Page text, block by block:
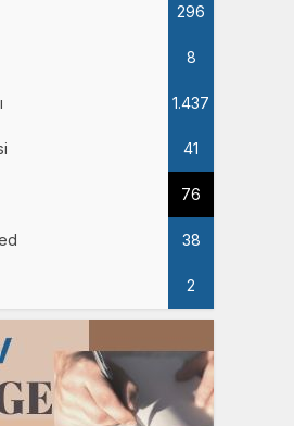
296
8
1.437
41
76
38
2